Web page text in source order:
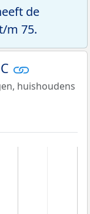
de
m 75.
huishoudens